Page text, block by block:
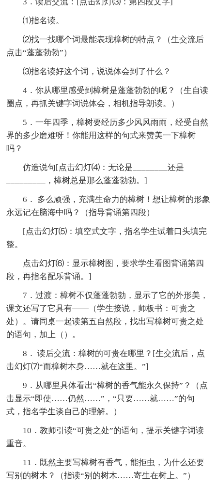
⑴指名读。
⑵找一找哪个词最能表现樟树的特点？（生交流后
点击“蓬蓬勃勃”）
⑶指名读好这个词，说说体会到了什么？
4．你从哪里感受到樟树是蓬蓬勃勃的呢？（生自读
圈点，再抓关键字词说体会，相机指导朗读。）
5．一年四季，樟树要经历多少风风雨雨，经受自然
界的多少磨难呀！你能用这样的句式来赞美一下樟树
吗？
仿造说句[点击幻灯⑷：无论是________还是
_________，樟树总是那么蓬蓬勃勃。]
6． 多么顽强，充满生命力的樟树！想让樟树的形象
永远记在脑海中吗？（指导背诵第四段）
[点击幻灯⑸：填空式文字，指名学生试着口头填完
整。
点击幻灯⑹：显示樟树图，要求学生看图背诵第四
段，再指名配乐背诵。]
7．过渡：樟树不仅蓬蓬勃勃，显示了它的外形美，
课文还写了它具有——（学生接说，师板书：可贵之
处）。请同桌一起读第五自然段，找出写樟树可贵之处
的语句，加上（）。
8． 读后交流：樟树的可贵在哪里？[生交流后，点
击幻灯⑺“而樟树本身……就在这里。”]
9．从哪里具体看出“樟树的香气能永久保持”？（点
击显示“即使……仍然……”，“只要……就……”的句
式，指名学生谈自己的理解。）
10．教师引读“可贵之处”的语句，提示关键字词读
重音。
11．既然主要写樟树有香气，能拒虫，为什么还要
写别的树木？（指读“别的树木……寄生在树上。”）